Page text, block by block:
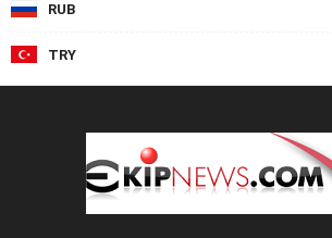
RUB
TRY